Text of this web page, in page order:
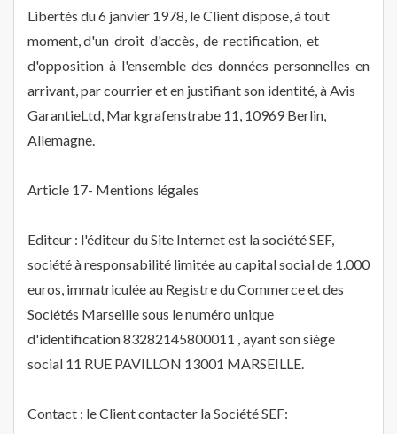
Libertés du 6 janvier 1978, le Client dispose, à tout
moment, d'un droit d'accès, de rectification, et
d'opposition à l'ensemble des données personnelles en
arrivant, par courrier et en justifiant son identité, à Avis
GarantieLtd, Markgrafenstrabe 11, 10969 Berlin,
Allemagne.
Article 17- Mentions légales
Editeur : l'éditeur du Site Internet est la société SEF,
société à responsabilité limitée au capital social de 1.000
euros, immatriculée au Registre du Commerce et des
Sociétés Marseille sous le numéro unique
d'identification 83282145800011 , ayant son siège
social 11 RUE PAVILLON 13001 MARSEILLE.
Contact : le Client contacter la Société SEF: